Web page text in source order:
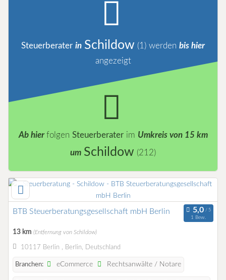
Steuerberater in Schildow (1) werden bis hier
angezeigt
Ab hierfolgen Steuerberaterim Umkreis von 15 km
um Schildow (212)
BTB Steuerberatungsgesellschaft mbH Berlin
1 Bew.
13 km (Entfernung von Schildow)
10117 Berlin , Berlin, Deutschland
Branchen: eCommerce Rechtsanwälte / Notare